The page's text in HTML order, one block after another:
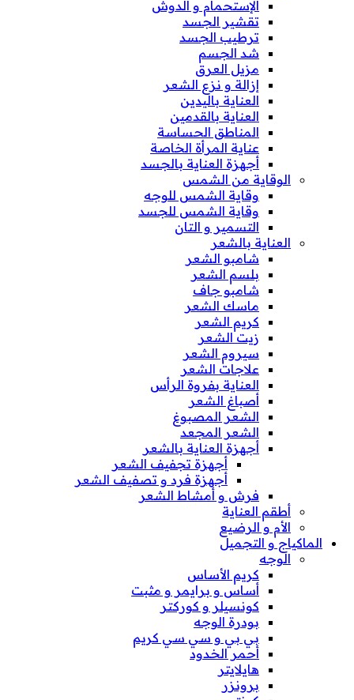
الإستحمام و الدوش
تقشير الجسد
ترطيب الجسد
شد الجسم
مزيل العرق
إزالة و نزع الشعر
العناية باليدين
العناية بالقدمين
المناطق الحساسة
عناية المرأة الخاصة
أجهزة العناية بالجسد
الوقاية من الشمس
وقاية الشمس للوجه
وقاية الشمس للجسد
التسمير و التان
العناية بالشعر
شامبو الشعر
بلسم الشعر
شامبو جاف
ماسك الشعر
كريم الشعر
زيت الشعر
سيروم الشعر
علاجات الشعر
العناية بفروة الرأس
أصباغ الشعر
الشعر المصبوغ
الشعر المجعد
أجهزة العناية بالشعر
أجهزة تجفيف الشعر
أجهزة فرد و تصفيف الشعر
فرش و أمشاط الشعر
أطقم العناية
الأم و الرضيع
الماكياج و التجميل
الوجه
كريم الأساس
أساس و برايمر و مثبت
كونسيلر و كوركتر
بودرة الوجه
بي بي و سي سي كريم
أحمر الخدود
هايلايتر
برونزر